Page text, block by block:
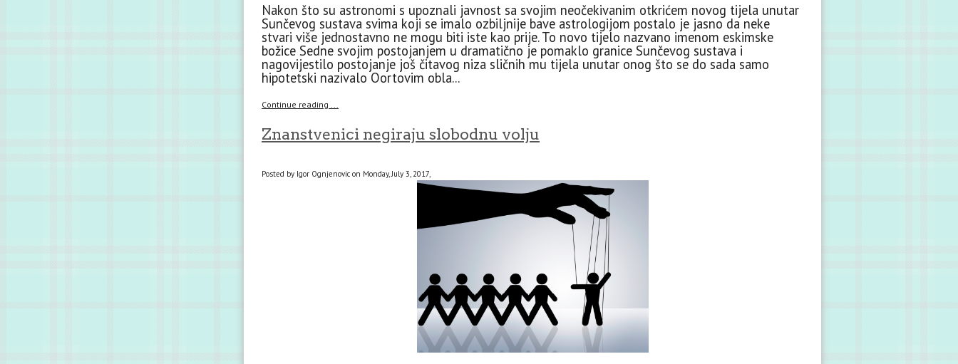
Nakon što su astronomi s upoznali javnost sa svojim neočekivanim otkrićem novog tijela unutar
Sunčevog sustava svima koji se imalo ozbiljnije bave astrologijom postalo je jasno da neke
stvari više jednostavno ne mogu biti iste kao prije. To novo tijelo nazvano imenom eskimske
božice Sedne svojim postojanjem u dramatično je pomaklo granice Sunčevog sustava i
nagovijestilo postojanje još čitavog niza sličnih mu tijela unutar onog što se do sada samo
hipotetski nazivalo Oortovim obla...
Continue reading ...
Znanstvenici negiraju slobodnu volju
Posted by Igor Ognjenovic on Monday, July 3, 2017,